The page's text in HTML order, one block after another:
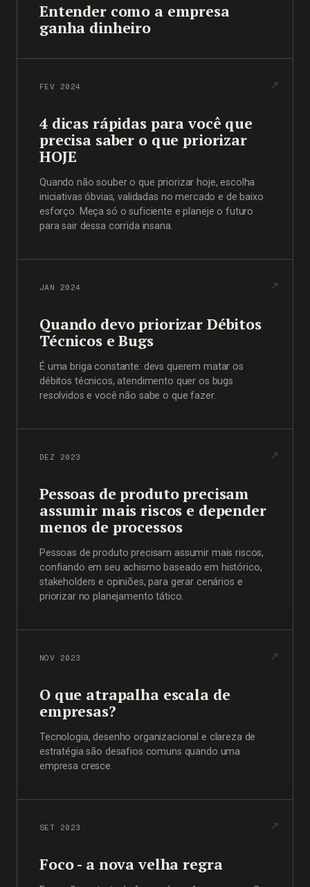
Entender como a empresa
ganha dinheiro
FEV 2024
4 dicas rápidas para você que
precisa saber o que priorizar
HOJE
Quando não souber o que priorizar hoje, escolha
iniciativas óbvias, validadas no mercado e de baixo
esforço. Meça só o suficiente e planeje o futuro
para sair dessa corrida insana.
JAN 2024
Quando devo priorizar Débitos
Técnicos e Bugs
É uma briga constante: devs querem matar os
débitos técnicos, atendimento quer os bugs
resolvidos e você não sabe o que fazer.
DEZ 2023
Pessoas de produto precisam
assumir mais riscos e depender
menos de processos
Pessoas de produto precisam assumir mais riscos,
confiando em seu achismo baseado em histórico,
stakeholders e opiniões, para gerar cenários e
priorizar no planejamento tático.
NOV 2023
O que atrapalha escala de
empresas?
Tecnologia, desenho organizacional e clareza de
estratégia são desafios comuns quando uma
empresa cresce.
SET 2023
Foco - a nova velha regra